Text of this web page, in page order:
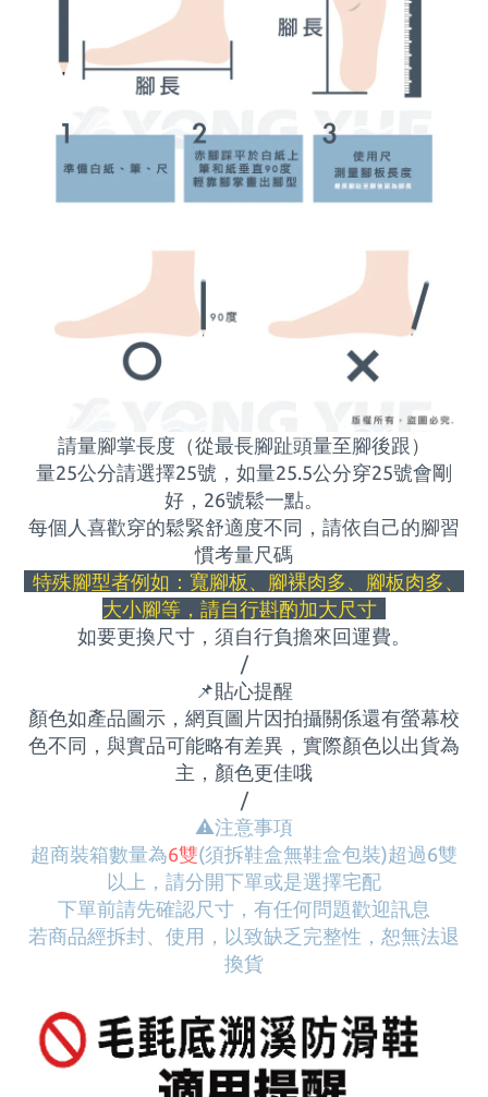
請量腳掌長度（從最長腳趾頭量至腳後跟）
量25公分請選擇25號，如量25.5公分穿25號會剛
好， 26號鬆一點。
每個人喜歡穿的鬆緊舒適度不同，請依自己的腳習
慣考量尺碼
特殊腳型者例如：寬腳板、腳裸肉多、腳板肉多、
大小腳等，請自行斟酌加大尺寸
如要更換尺寸，須自行負擔來回運費
/
📌貼心提醒
顏色如產品圖示，網頁圖片因拍攝關係還有螢幕校
色不同，與實品可能略有差異，實際顏色以出貨為
主，顏色更佳哦
/
⚠️注意事項
超商裝箱數量為6雙(須拆鞋盒無鞋盒包裝)超過6雙
以上，請分開下單或是選擇宅配
下單前請先確認尺寸，有任何問題歡迎訊息
若商品經拆封、使用，以致缺乏完整性，恕無法退
換貨